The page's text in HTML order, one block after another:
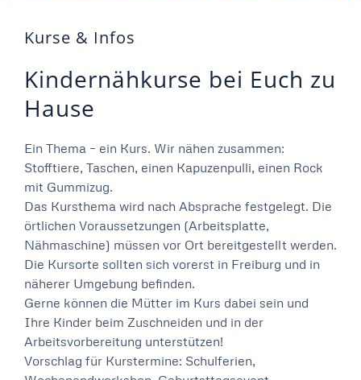
Kurse & Infos
Kindernähkurse bei Euch zu
Hause
Ein Thema – ein Kurs. Wir nähen zusammen:
Stofftiere, Taschen, einen Kapuzenpulli, einen Rock
mit Gummizug.
Das Kursthema wird nach Absprache festgelegt. Die
örtlichen Voraussetzungen (Arbeitsplatte,
Nähmaschine) müssen vor Ort bereitgestellt werden.
Die Kursorte sollten sich vorerst in Freiburg und in
näherer Umgebung befinden.
Gerne können die Mütter im Kurs dabei sein und
Ihre Kinder beim Zuschneiden und in der
Arbeitsvorbereitung unterstützen!
Vorschlag für Kurstermine: Schulferien,